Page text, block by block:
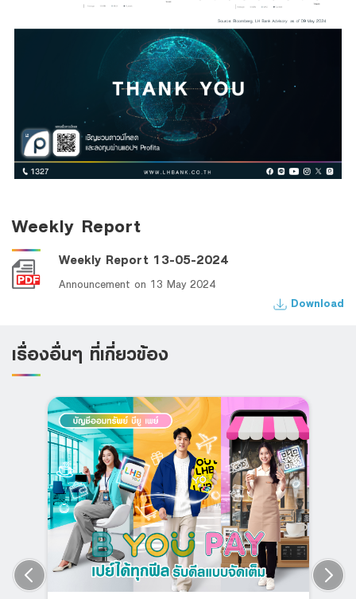
Weekly Report
Weekly Report 13-05-2024
Announcement on 13 May 2024
Download
เรื่องอื่นๆ ที่เกี่ยวข้อง